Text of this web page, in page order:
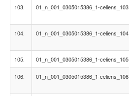
103. 01_n_001_0305015386_1-celiens_103
104. 01_n_001_0305015386_1-celiens_104
105. 01_n_001_0305015386_1-celiens_105
106. 01_n_001_0305015386_1-celiens_106